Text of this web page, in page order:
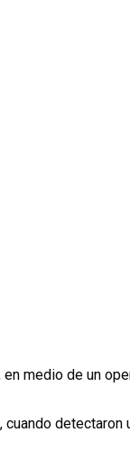
medio de un
detectaron